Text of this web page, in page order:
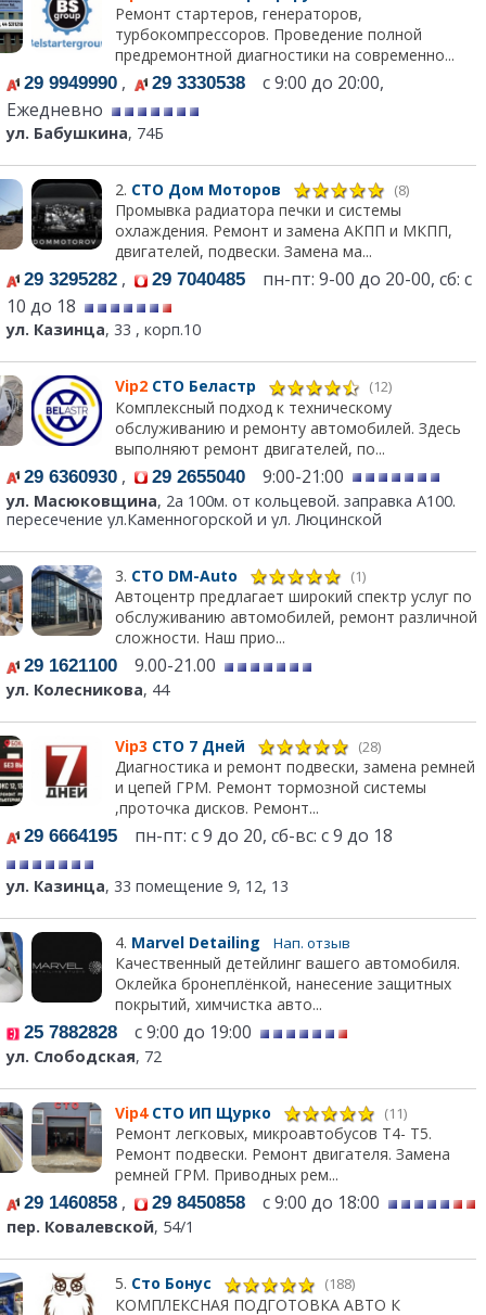
Ремонт стартеров, генераторов,
турбокомпрессоров. Проведение полной
предремонтной диагностики на современно...
29 9949990 , 29 3330538 с 9:00 до 20:00,
Ежедневно
ул. Бабушкина, 74Б
2. СТО Дом Моторов (8)
Промывка радиатора печки и системы
охлаждения. Ремонт и замена АКПП и МКПП,
двигателей, подвески. Замена ма...
29 3295282 , 29 7040485 пн-пт: 9-00 до 20-00, сб: с
10 до 18
ул. Казинца, 33 , корп.10
Vip2 СТО Беластр (12)
Комплексный подход к техническому
обслуживанию и ремонту автомобилей. Здесь
выполняют ремонт двигателей, по...
29 6360930 , 29 2655040 9:00-21:00
ул. Масюковщина, 2а 100м. от кольцевой. заправка А100.
пересечение ул.Каменногорской и ул. Люцинской
3. СТО DM-Auto (1)
Автоцентр предлагает широкий спектр услуг по
обслуживанию автомобилей, ремонт различной
сложности. Наш прио...
29 1621100 9.00-21.00
ул. Колесникова, 44
Vip3 СТО 7 Дней (28)
Диагностика и ремонт подвески, замена ремней
и цепей ГРМ. Ремонт тормозной системы
,проточка дисков. Ремонт...
29 6664195 пн-пт: с 9 до 20, сб-вс: с 9 до 18
ул. Казинца, 33 помещение 9, 12, 13
4. Marvel Detailing Нап. отзыв
Качественный детейлинг вашего автомобиля.
Оклейка бронеплёнкой, нанесение защитных
покрытий, химчистка авто...
25 7882828 с 9:00 до 19:00
ул. Слободская, 72
Vip4 СТО ИП Щурко (11)
Ремонт легковых, микроавтобусов Т4- Т5.
Ремонт подвески. Ремонт двигателя. Замена
ремней ГРМ. Приводных рем...
29 1460858 , 29 8450858 с 9:00 до 18:00
пер. Ковалевской, 54/1
5. Сто Бонус (188)
КОМПЛЕКСНАЯ ПОДГОТОВКА АВТО К